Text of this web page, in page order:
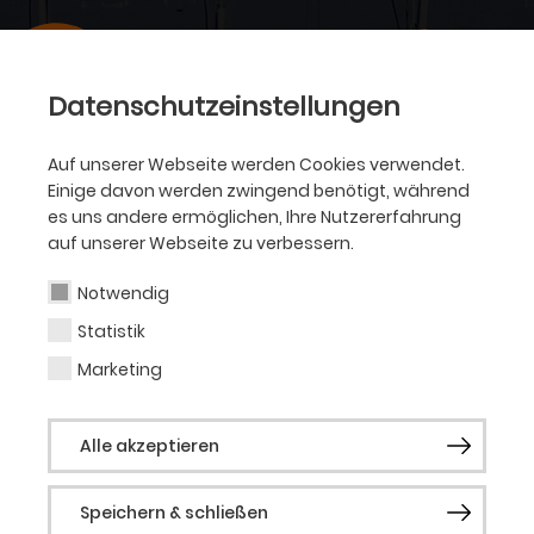
Datenschutzeinstellungen
Auf unserer Webseite werden Cookies verwendet.
Einige davon werden zwingend benötigt, während
es uns andere ermöglichen, Ihre Nutzererfahrung
auf unserer Webseite zu verbessern.
Notwendig
Statistik
Marketing
Alle akzeptieren
Speichern & schließen